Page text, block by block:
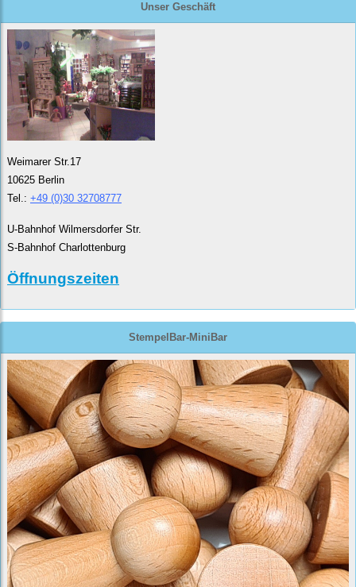
Unser Geschäft
Weimarer Str.17
10625 Berlin
Tel.: +49 (0)30 32708777
U-Bahnhof Wilmersdorfer Str.
S-Bahnhof Charlottenburg
Öffnungszeiten
StempelBar-MiniBar